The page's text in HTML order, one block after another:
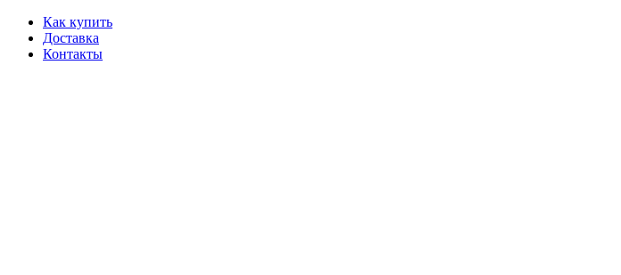
Как купить
Доставка
Контакты